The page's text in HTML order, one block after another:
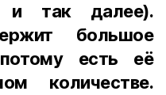
и так далее).
большое
есть её
количестве.